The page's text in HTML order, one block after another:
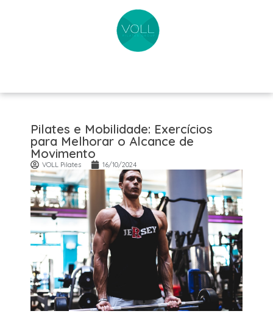
Pilates e Mobilidade: Exercícios
para Melhorar o Alcance de
Movimento
VOLL Pilates 16/10/2024